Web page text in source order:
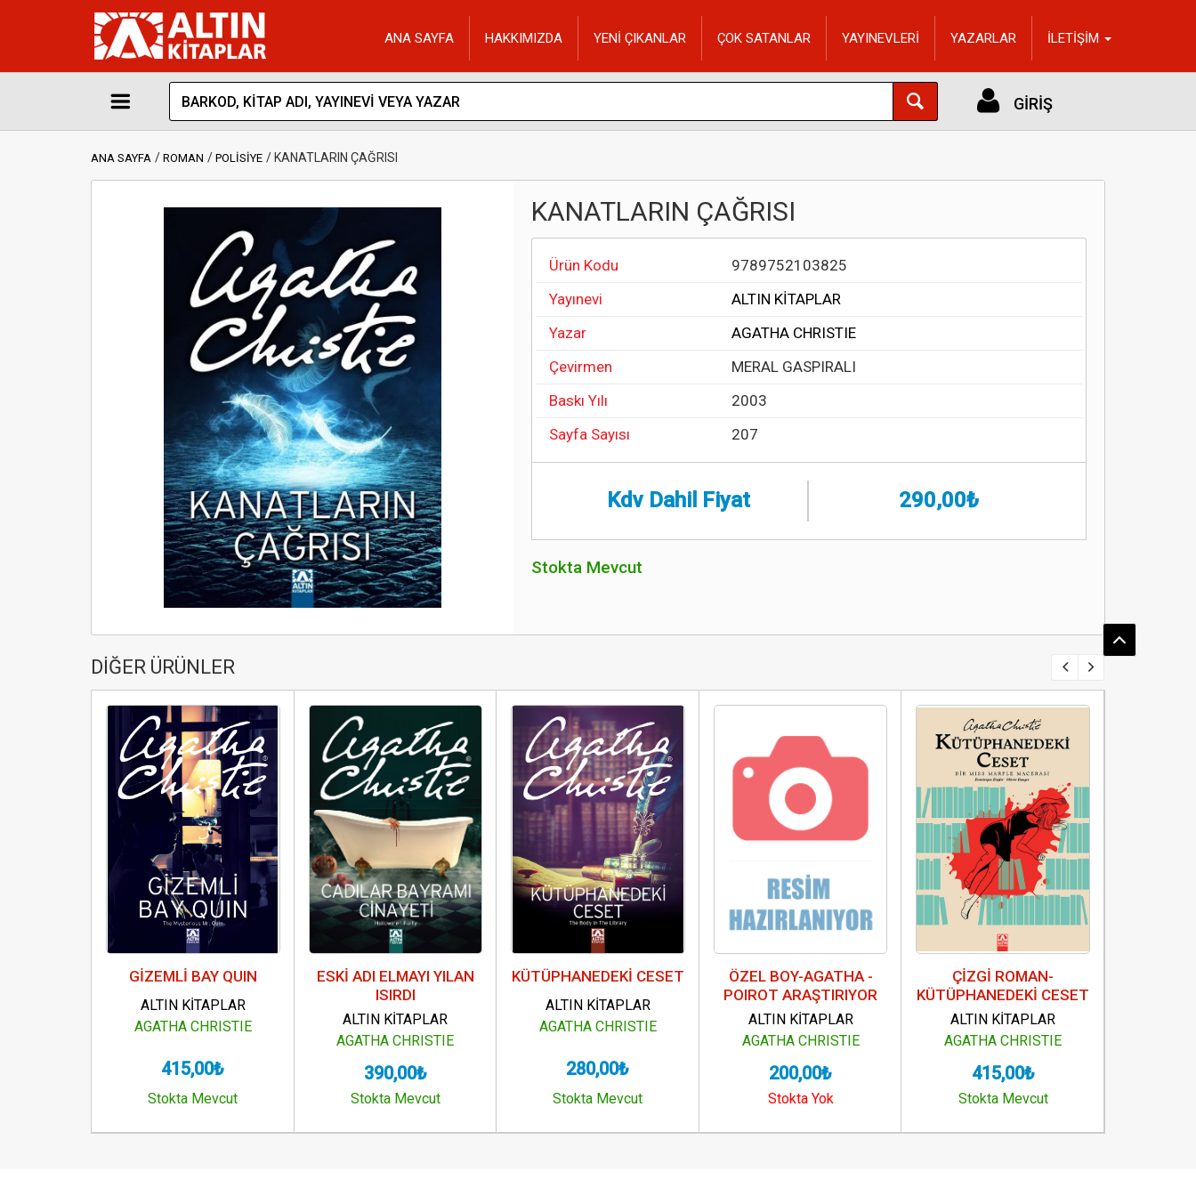
ANA SAYFA HAKKIMIZDA YENİ ÇIKANLAR ÇOK SATANLAR YAYINEVLERİ YAZARLAR İLETİŞİM
GİRİŞ
ANA SAYFA ROMAN POLİSİYE KANATLARIN ÇAĞRISI
KANATLARIN ÇAĞRISI
Ürün Kodu
9789752103825
Yayınevi
ALTIN KİTAPLAR
Yazar
AGATHA CHRISTIE
Çevirmen
MERAL GASPIRALI
Baskı Yılı
2003
Sayfa Sayısı
207
Kdv Dahil Fiyat 290,00₺
Stokta Mevcut
DİĞER ÜRÜNLER
GİZEMLİ BAY QUIN
ALTIN KİTAPLAR
AGATHA CHRISTIE
415,00₺
Stokta Mevcut
ESKİ ADI ELMAYI YILAN
ISIRDI
ALTIN KİTAPLAR
AGATHA CHRISTIE
390,00₺
Stokta Mevcut
KÜTÜPHANEDEKİ CESET
ALTIN KİTAPLAR
AGATHA CHRISTIE
280,00₺
Stokta Mevcut
ÖZEL BOY-AGATHA -
POIROT ARAŞTIRIYOR
ALTIN KİTAPLAR
AGATHA CHRISTIE
200,00₺
Stokta Yok
ÇİZGİ ROMAN-
KÜTÜPHANEDEKİ CESET
ALTIN KİTAPLAR
AGATHA CHRISTIE
415,00₺
Stokta Mevcut